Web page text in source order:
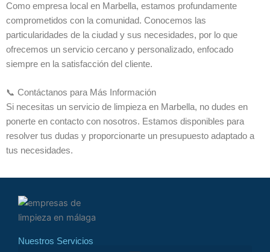
Como empresa local en Marbella, estamos profundamente
comprometidos con la comunidad. Conocemos las
particularidades de la ciudad y sus necesidades, por lo que
ofrecemos un servicio cercano y personalizado, enfocado
siempre en la satisfacción del cliente.
📞 Contáctanos para Más Información
Si necesitas un servicio de limpieza en Marbella, no dudes en
ponerte en contacto con nosotros. Estamos disponibles para
resolver tus dudas y proporcionarte un presupuesto adaptado a
tus necesidades.
Nuestros Servicios